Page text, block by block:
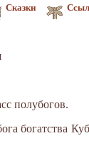
Сказки
полубогов.
богатства